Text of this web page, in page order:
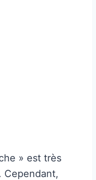
» est très
Cependant,